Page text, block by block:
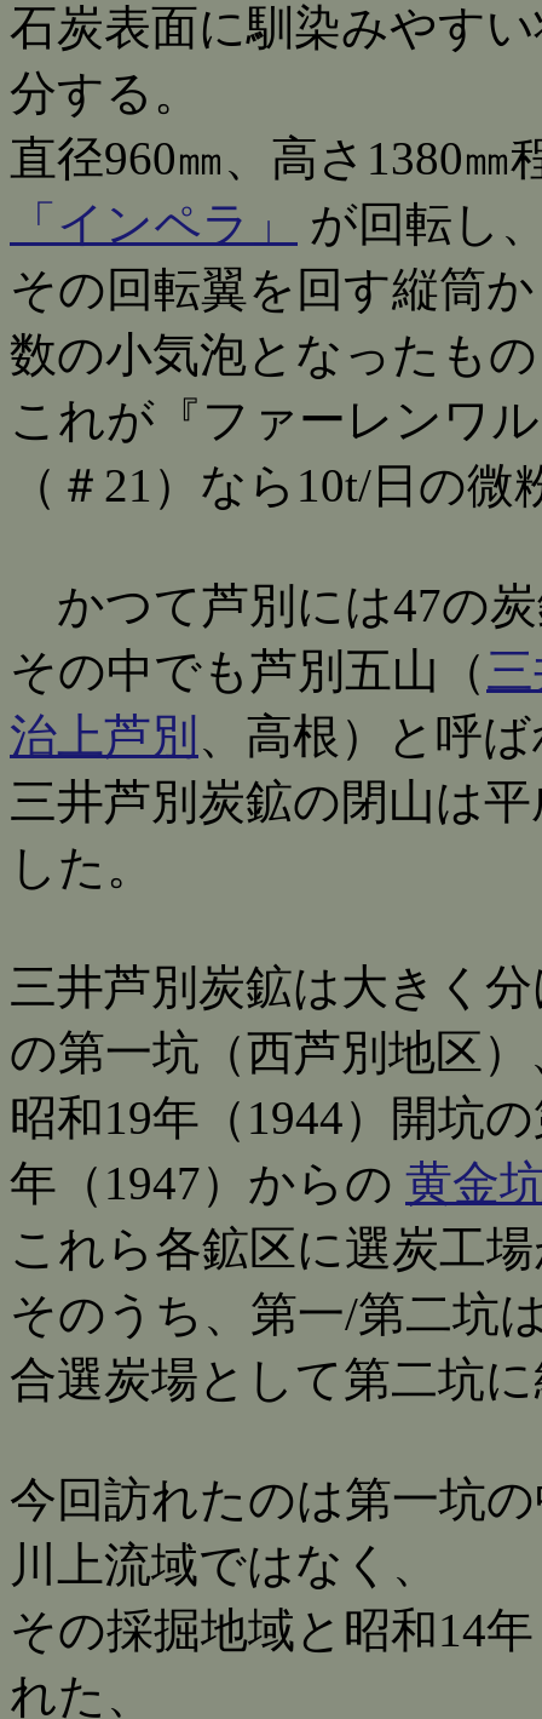
石炭表面に馴染みやす
分する。
直径960㎜、高さ1380
「インペラ」
が回転し
その回転翼を回す縦筒
数の小気泡となったも
これが『ファーレンワ
（＃21）なら10t/日の
かつて芦別には47の
その中でも芦別五山（
治上芦別 、高根）と呼
三井芦別炭鉱の閉山は
した。
三井芦別炭鉱は大きく
の第一坑（西芦別地区）
昭和19年（1944）開坑
年（1947）からの 黄金
これら各鉱区に選炭工
そのうち、第一/第二坑
合選炭場として第二坑
今回訪れたのは第一坑
川上流域ではなく、
その採掘地域と昭和14
れた、